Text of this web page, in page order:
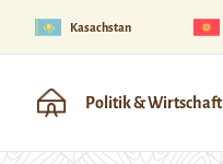
Kasachstan
Politik & Wirtschaft